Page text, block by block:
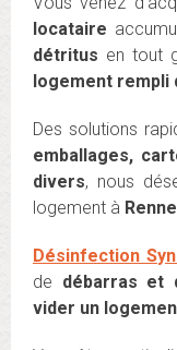
locataire
détritus en tout
logement rempli
Des solutions
emballages,
divers, nous
logement à
Désinfection
de débarras et
vider un